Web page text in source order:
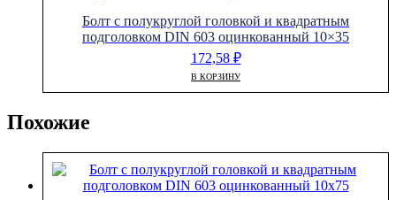
Болт с полукруглой головкой и квадратным
подголовком DIN 603 оцинкованный 10×35
172,58 ₽
В КОРЗИНУ
Похожие